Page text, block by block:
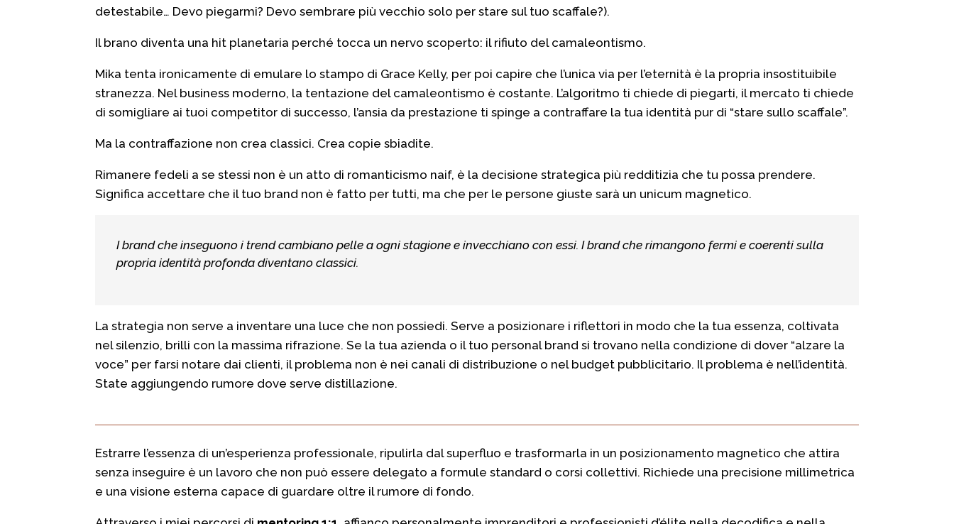
detestabile… Devo piegarmi? Devo sembrare più vecchio solo per stare sul tuo scaffale?).
Il brano diventa una hit planetaria perché tocca un nervo scoperto: il rifiuto del camaleontismo.
Mika tenta ironicamente di emulare lo stampo di Grace Kelly, per poi capire che l’unica via per l’eternità è la propria insostituibile
stranezza. Nel business moderno, la tentazione del camaleontismo è costante. L’algoritmo ti chiede di piegarti, il mercato ti chiede
di somigliare ai tuoi competitor di successo, l’ansia da prestazione ti spinge a contraffare la tua identità pur di “stare sullo scaffale”.
Ma la contraffazione non crea classici. Crea copie sbiadite.
Rimanere fedeli a se stessi non è un atto di romanticismo naif, è la decisione strategica più redditizia che tu possa prendere.
Significa accettare che il tuo brand non è fatto per tutti, ma che per le persone giuste sarà un unicum magnetico.
I brand che inseguono i trend cambiano pelle a ogni stagione e invecchiano con essi. I brand che rimangono fermi e coerenti sulla
propria identità profonda diventano classici.
La strategia non serve a inventare una luce che non possiedi. Serve a posizionare i riflettori in modo che la tua essenza, coltivata
nel silenzio, brilli con la massima rifrazione. Se la tua azienda o il tuo personal brand si trovano nella condizione di dover “alzare la
voce” per farsi notare dai clienti, il problema non è nei canali di distribuzione o nel budget pubblicitario. Il problema è nell’identità.
State aggiungendo rumore dove serve distillazione.
Estrarre l’essenza di un’esperienza professionale, ripulirla dal superfluo e trasformarla in un posizionamento magnetico che attira
senza inseguire è un lavoro che non può essere delegato a formule standard o corsi collettivi. Richiede una precisione millimetrica
e una visione esterna capace di guardare oltre il rumore di fondo.